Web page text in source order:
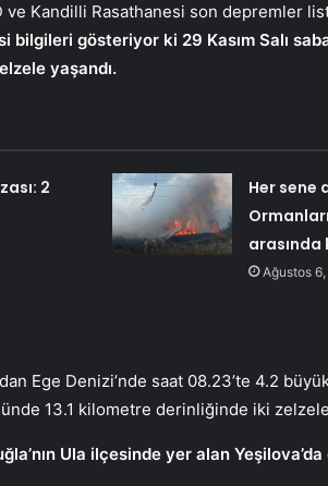
ve Kandilli Rasathanesi son depremler
gösteriyor ki 29 Kasım Salı
yaşandı.
2
Her sene
arasında
Ağustos
Ege Denizi’nde saat 08.23’te 4.2
13.1 kilometre derinliğinde iki
Ula ilçesinde yer alan